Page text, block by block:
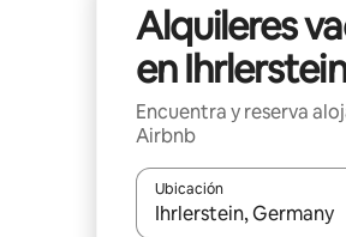
Alquileres
en Ihrlerstein
Encuentra y reserva
Airbnb
Ubicación
Cuando los resultados